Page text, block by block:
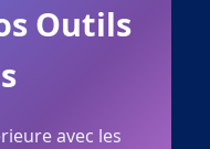
Outils
avec les